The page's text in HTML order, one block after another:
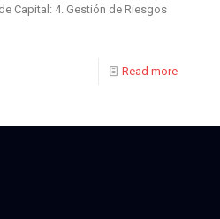
Capital: 4. Gestión de Riesgos
Read more